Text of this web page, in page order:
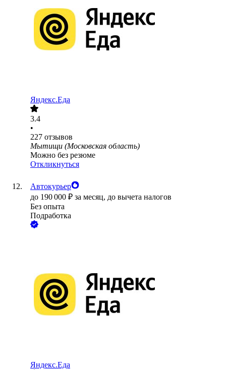
Яндекс.Еда
3.4
•
227 отзывов
Мытищи (Московская область)
Можно без резюме
Откликнуться
Автокурьер
до 190 000 ₽ за месяц, до вычета налогов
Без опыта
Подработка
Яндекс.Еда